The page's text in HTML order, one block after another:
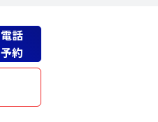
電話
予約